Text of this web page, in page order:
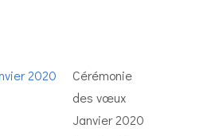
Cérémonie
des vœux
Janvier 2020